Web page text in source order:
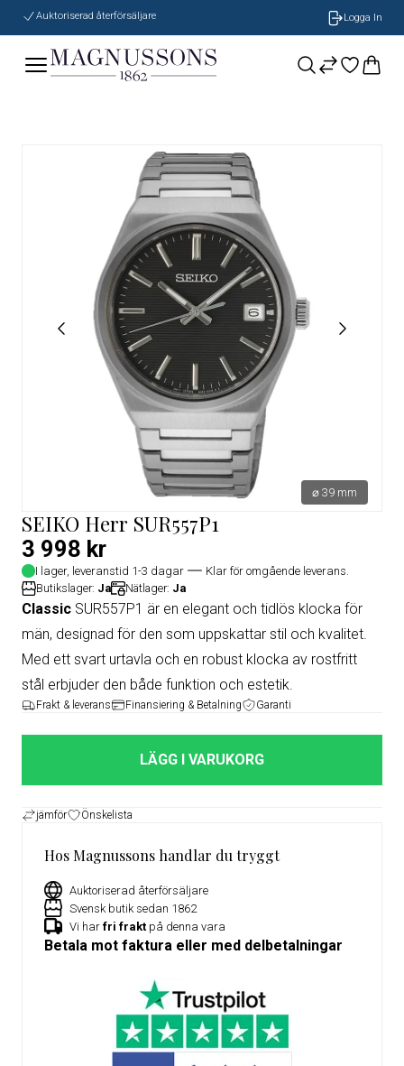
Auktoriserad återförsäljare Logga In
⌀ 39 mm
SEIKO Herr SUR557P1
3 998 kr
I lager, leveranstid 1-3 dagar
Klar för omgående leverans.
Butikslager: Ja Nätlager: Ja
Classic SUR557P1 är en elegant och tidlös klocka för
män, designad för den som uppskattar stil och kvalitet.
Med ett svart urtavla och en robust klocka av rostfritt
stål erbjuder den både funktion och estetik.
Frakt & leverans Finansiering & Betalning Garanti
LÄGG I VARUKORG
jämför Önskelista
Hos Magnussons handlar du tryggt
Auktoriserad återförsäljare
Svensk butik sedan 1862
Vi har fri frakt på denna vara
Betala mot faktura eller med delbetalningar